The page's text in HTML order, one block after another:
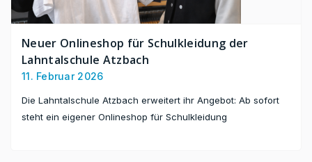
Neuer Onlineshop für Schulkleidung der
Lahntalschule Atzbach
11. Februar 2026
Die Lahntalschule Atzbach erweitert ihr Angebot: Ab sofort
steht ein eigener Onlineshop für Schulkleidung